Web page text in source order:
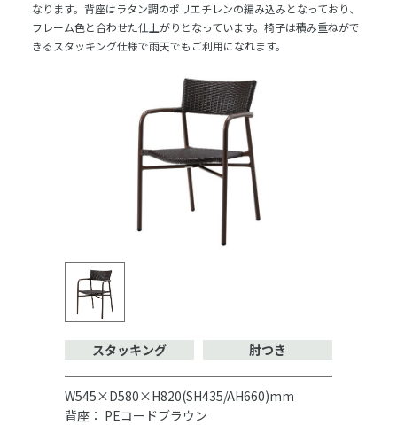
なります。背座はラタン調のポリエチレンの編み込みとなっており、
フレーム色と合わせた仕上がりとなっています。椅子は積み重ねがで
きるスタッキング仕様で雨天でもご利用になれます。
スタッキング 肘つき
W545×D580×H820(SH435/AH660)mm
背座： PEコードブラウン